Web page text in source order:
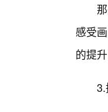
感受
的提